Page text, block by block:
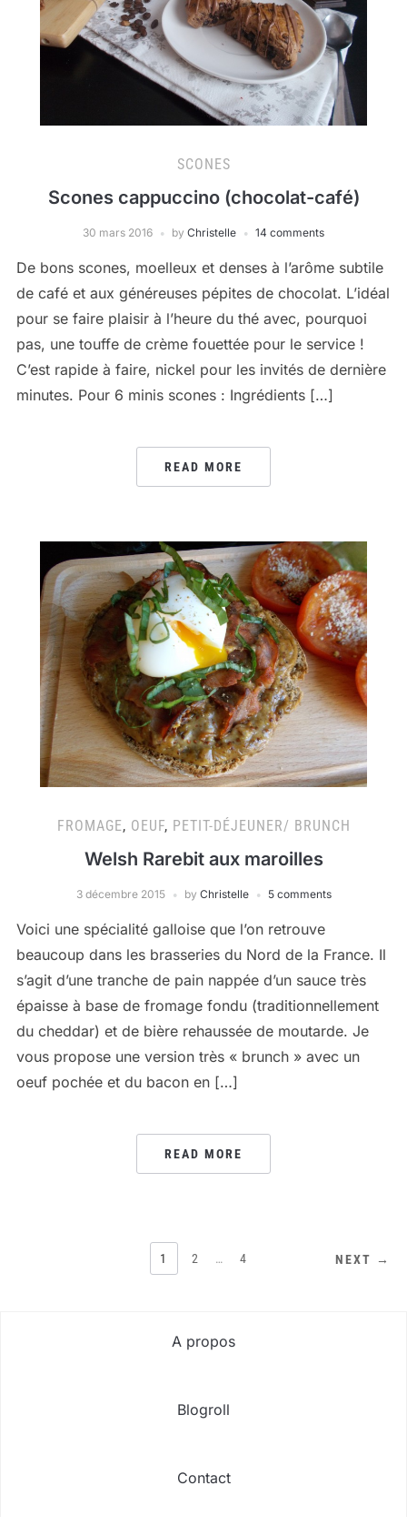
SCONES
Scones cappuccino (chocolat-café)
30 mars 2016 by Christelle 14 comments
De bons scones, moelleux et denses à l’arôme subtile
de café et aux généreuses pépites de chocolat. L’idéal
pour se faire plaisir à l’heure du thé avec, pourquoi
pas, une touffe de crème fouettée pour le service !
C’est rapide à faire, nickel pour les invités de dernière
minutes. Pour 6 minis scones : Ingrédients […]
READ MORE
FROMAGE, OEUF, PETIT-DÉJEUNER/ BRUNCH
Welsh Rarebit aux maroilles
3 décembre 2015 by Christelle 5 comments
Voici une spécialité galloise que l’on retrouve
beaucoup dans les brasseries du Nord de la France. Il
s’agit d’une tranche de pain nappée d’un sauce très
épaisse à base de fromage fondu (traditionnellement
du cheddar) et de bière rehaussée de moutarde. Je
vous propose une version très « brunch » avec un
oeuf pochée et du bacon en […]
READ MORE
1 2 … 4 NEXT →
A propos
Blogroll
Contact